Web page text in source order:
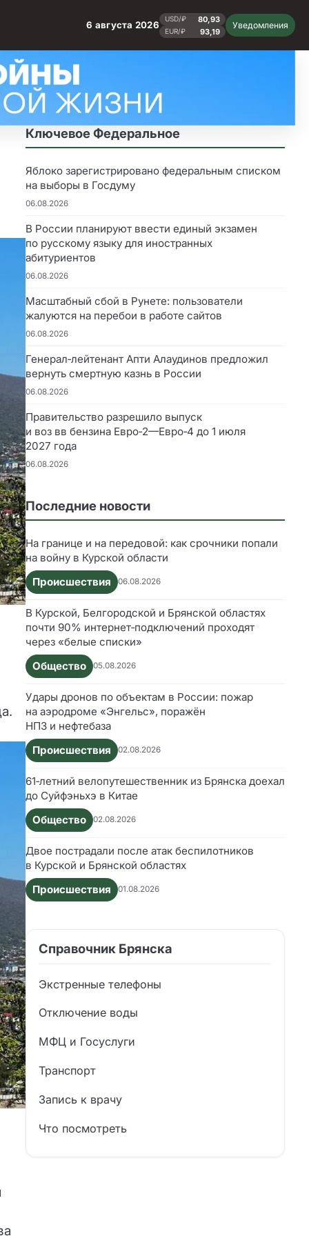
6 августа 2026
USD/₽ 80,93
EUR/₽ 93,19
Уведомления
Ключевое Федеральное
Яблоко зарегистрировано федеральным списком
на выборы в Госдуму
06.08.2026
В России планируют ввести единый экзамен
по русскому языку для иностранных
абитуриентов
06.08.2026
Масштабный сбой в Рунете: пользователи
жалуются на перебои в работе сайтов
06.08.2026
Генерал‑лейтенант Апти Алаудинов предложил
вернуть смертную казнь в России
06.08.2026
Правительство разрешило выпуск
и воз вв бензина Евро‑2—Евро‑4 до 1 июля
2027 года
06.08.2026
Последние новости
На границе и на передовой: как срочники попали
на войну в Курской области
Происшествия
06.08.2026
В Курской, Белгородской и Брянской областях
почти 90% интернет‑подключений проходят
через «белые списки»
Общество
05.08.2026
Удары дронов по объектам в России: пожар
на аэродроме «Энгельс», поражён
НПЗ и нефтебаза
Происшествия
02.08.2026
61‑летний велопутешественник из Брянска доехал
до Суйфэньхэ в Китае
Общество
02.08.2026
Двое пострадали после атак беспилотников
в Курской и Брянской областях
Происшествия
01.08.2026
Справочник Брянска
Экстренные телефоны
Отключение воды
МФЦ и Госуслуги
Транспорт
Запись к врачу
Что посмотреть